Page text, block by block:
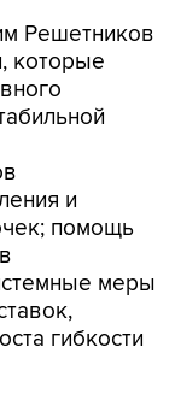
Решетников
которые
и
помощь
меры
гибкости